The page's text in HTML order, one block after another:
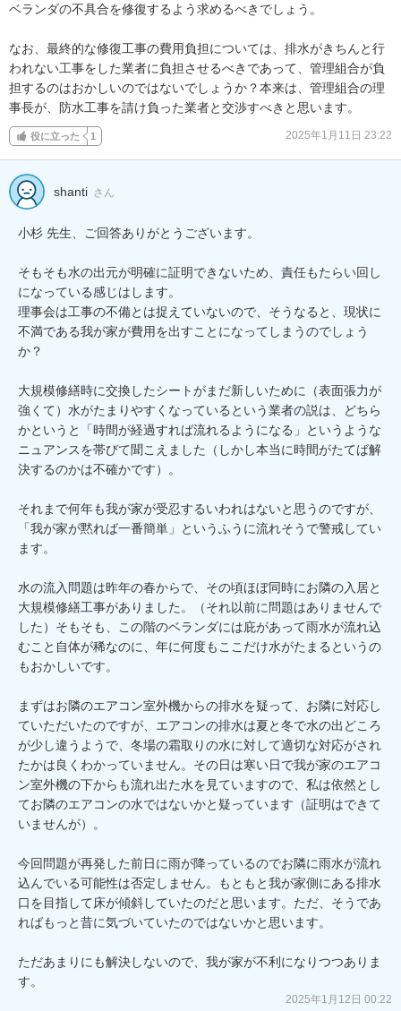
ベランダの不具合を修復するよう求めるべきでしょう。
なお、最終的な修復工事の費用負担については、排水がきちんと行
われない工事をした業者に負担させるべきであって、管理組合が負
担するのはおかしいのではないでしょうか？本来は、管理組合の理
事長が、防水工事を請け負った業者と交渉すべきと思います。
役に立った 1 2025年1月11日 23:22
shanti さん
小杉 先生、ご回答ありがとうございます。
そもそも水の出元が明確に証明できないため、責任もたらい回し
になっている感じはします。
理事会は工事の不備とは捉えていないので、そうなると、現状に
不満である我が家が費用を出すことになってしまうのでしょう
か？
大規模修繕時に交換したシートがまだ新しいために（表面張力が
強くて）水がたまりやすくなっているという業者の説は、どちら
かというと「時間が経過すれば流れるようになる」というような
ニュアンスを帯びて聞こえました（しかし本当に時間がたてば解
決するのかは不確かです）。
それまで何年も我が家が受忍するいわれはないと思うのですが、
「我が家が黙れば一番簡単」というふうに流れそうで警戒してい
ます。
水の流入問題は昨年の春からで、その頃ほぼ同時にお隣の入居と
大規模修繕工事がありました。（それ以前に問題はありませんで
した）そもそも、この階のベランダには庇があって雨水が流れ込
むこと自体が稀なのに、年に何度もここだけ水がたまるというの
もおかしいです。
まずはお隣のエアコン室外機からの排水を疑って、お隣に対応し
ていただいたのですが、エアコンの排水は夏と冬で水の出どころ
が少し違うようで、冬場の霜取りの水に対して適切な対応がされ
たかは良くわかっていません。その日は寒い日で我が家のエアコ
ン室外機の下からも流れ出た水を見ていますので、私は依然とし
てお隣のエアコンの水ではないかと疑っています（証明はできて
いませんが）。
今回問題が再発した前日に雨が降っているのでお隣に雨水が流れ
込んでいる可能性は否定しません。もともと我が家側にある排水
口を目指して床が傾斜していたのだと思います。ただ、そうであ
ればもっと昔に気づいていたのではないかと思います。
ただあまりにも解決しないので、我が家が不利になりつつありま
す。
2025年1月12日 00:22